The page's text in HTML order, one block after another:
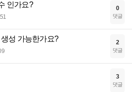
인가요? 0
댓글
성 가능한가요? 2
댓글
3
댓글